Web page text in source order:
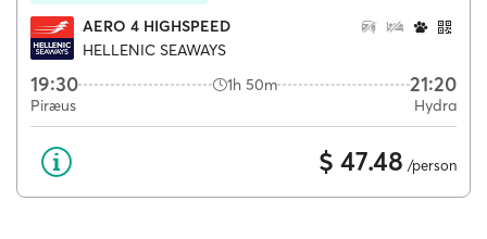
AERO 4 HIGHSPEED
HELLENIC SEAWAYS
19:30 1h 50m 21:20
Piræus Hydra
$ 47.48 /person